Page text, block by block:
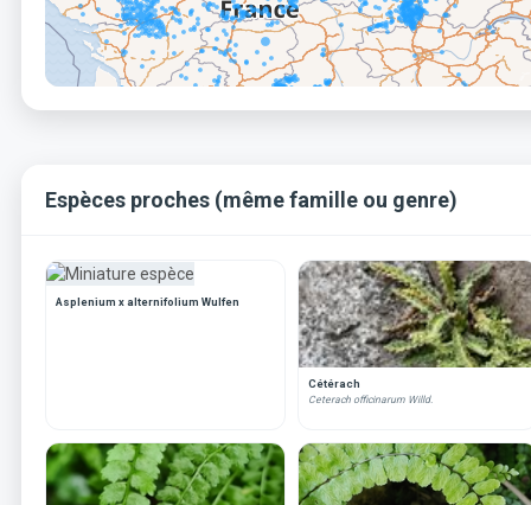
Espèces proches (même famille ou genre)
Asplenium x alternifolium Wulfen
Cétérach
Ceterach officinarum Willd.